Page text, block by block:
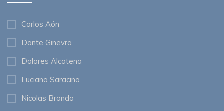
Carlos Aón
Dante Ginevra
Dolores Alcatena
Luciano Saracino
Nicolas Brondo